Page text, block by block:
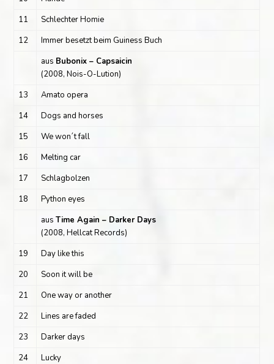
11
Schlechter Homie
12
Immer besetzt beim Guiness Buch
aus Bubonix – Capsaicin
(2008, Nois-O-Lution)
13
Amato opera
14
Dogs and horses
15
We won´t fall
16
Melting car
17
Schlagbolzen
18
Python eyes
aus Time Again – Darker Days
(2008, Hellcat Records)
19
Day like this
20
Soon it will be
21
One way or another
22
Lines are faded
23
Darker days
24
Lucky